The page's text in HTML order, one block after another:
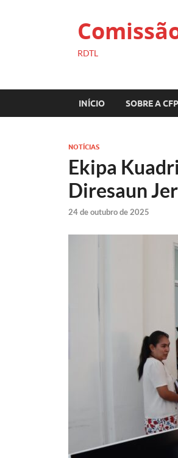
RDTL
INÍCIO SOBRE A CFP
NOTÍCIAS
Ekipa
Diresaun
24 de outubro de 2025